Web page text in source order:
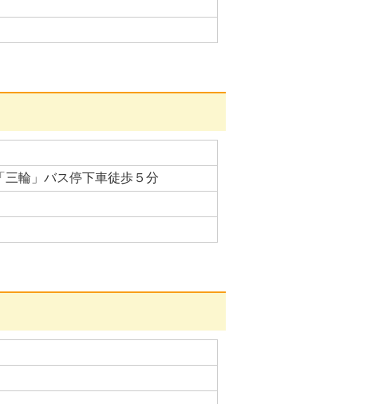
三輪」バス停下車徒歩５分